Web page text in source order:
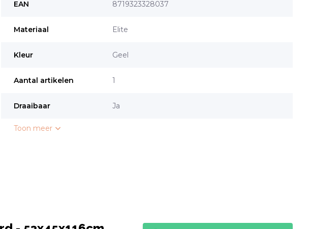
EAN 8719323328037
Materiaal Elite
Kleur Geel
Aantal artikelen 1
Draaibaar Ja
Toon meer